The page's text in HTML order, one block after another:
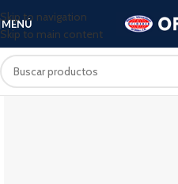
Skip to navigation
Skip to main content
MENÚ